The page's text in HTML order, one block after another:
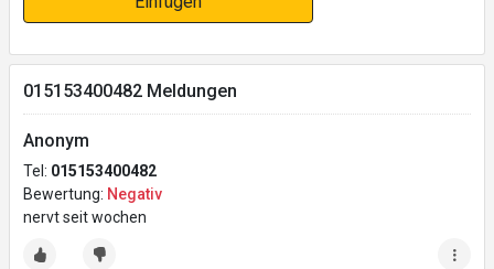
015153400482 Meldungen
Anonym
Tel: 015153400482
Bewertung: Negativ
nervt seit wochen